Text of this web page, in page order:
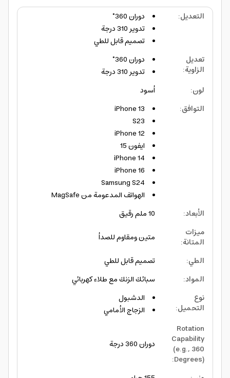
التعديل:
دوران 360°
تدوير 310 درجة
تصميم قابل للطي
تعديل
الزاوية:
دوران 360°
تدوير 310 درجة
لون:
أسود
التوافق:
iPhone 13
S23
iPhone 12
ايفون 15
iPhone 14
iPhone 16
Samsung S24
الهواتف المدعومة من MagSafe
الأبعاد:
10 ملم رقيق
ميزات
المتانة:
متين ومقاوم للصدأ
الطي:
تصميم قابل للطي
المواد:
سبائك الزنك مع طلاء كهربائي
نوع
التحميل:
الدشبول
الزجاج الأمامي
Rotation
Capability
(e.g., 360
Degrees)
:
دوران 360 درجة